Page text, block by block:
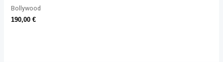
Bollywood
190,00€